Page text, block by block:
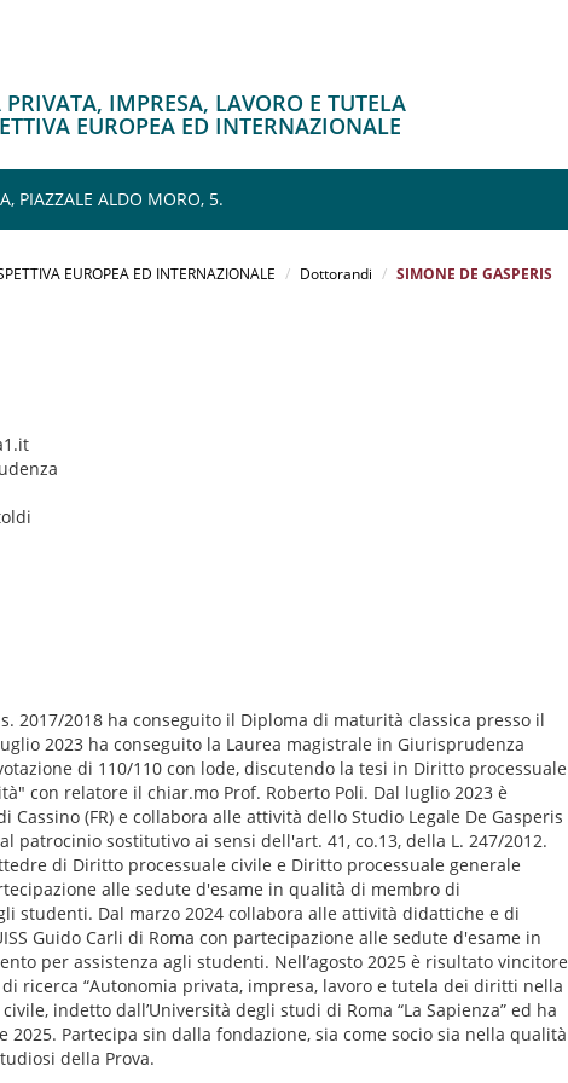
IMPRESA, LAVORO E TUTELA
EUROPEA ED INTERNAZIONALE
PIAZZALE ALDO MORO, 5.
EUROPEA ED INTERNAZIONALE Dottorandi SIMONE DE GASPERIS
2017/2018 ha conseguito il Diploma di maturità classica presso il
2023 ha conseguito la Laurea magistrale in Giurisprudenza
di 110/110 con lode, discutendo la tesi in Diritto processuale
con relatore il chiar.mo Prof. Roberto Poli. Dal luglio 2023 è
(FR) e collabora alle attività dello Studio Legale De Gasperis
patrocinio sostitutivo ai sensi dell'art. 41, co.13, della L. 247/2012.
di Diritto processuale civile e Diritto processuale generale
alle sedute d'esame in qualità di membro di
studenti. Dal marzo 2024 collabora alle attività didattiche e di
Guido Carli di Roma con partecipazione alle sedute d'esame in
per assistenza agli studenti. Nell’agosto 2025 è risultato vincitore
ricerca “Autonomia privata, impresa, lavoro e tutela dei diritti nella
indetto dall’Università degli studi di Roma “La Sapienza” ed ha
Partecipa sin dalla fondazione, sia come socio sia nella qualità
della Prova.